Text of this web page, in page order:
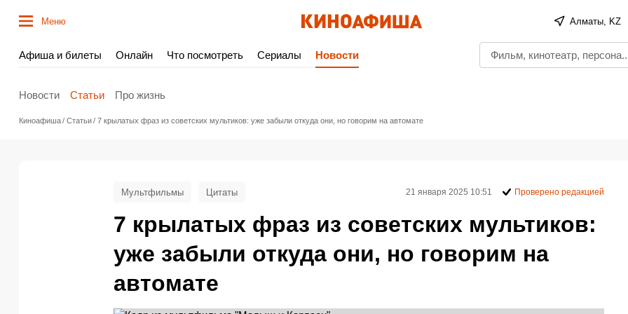
Меню Алматы, KZ
Афиша и билеты Онлайн Что посмотреть Сериалы Новости
Новости Статьи Про жизнь
Киноафиша Статьи 7 крылатых фраз из советских мультиков: уже забыли откуда они, но говорим на автомате
7 крылатых фраз из советских мультиков:
уже забыли откуда они, но говорим на
автомате
Мультфильмы Цитаты 21 января 2025 10:51 Проверено редакцией